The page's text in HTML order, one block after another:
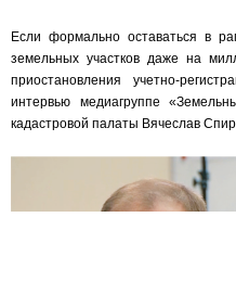
Если формально оставаться в
земельных участков даже на
приостановления учетно-
интервью медиагруппе
кадастровой палаты Вячеслав